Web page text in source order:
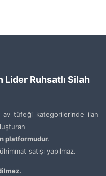
Lider Ruhsatlı Silah
av tüfeği kategorilerinde ilan
platformudur.
satışı yapılmaz.